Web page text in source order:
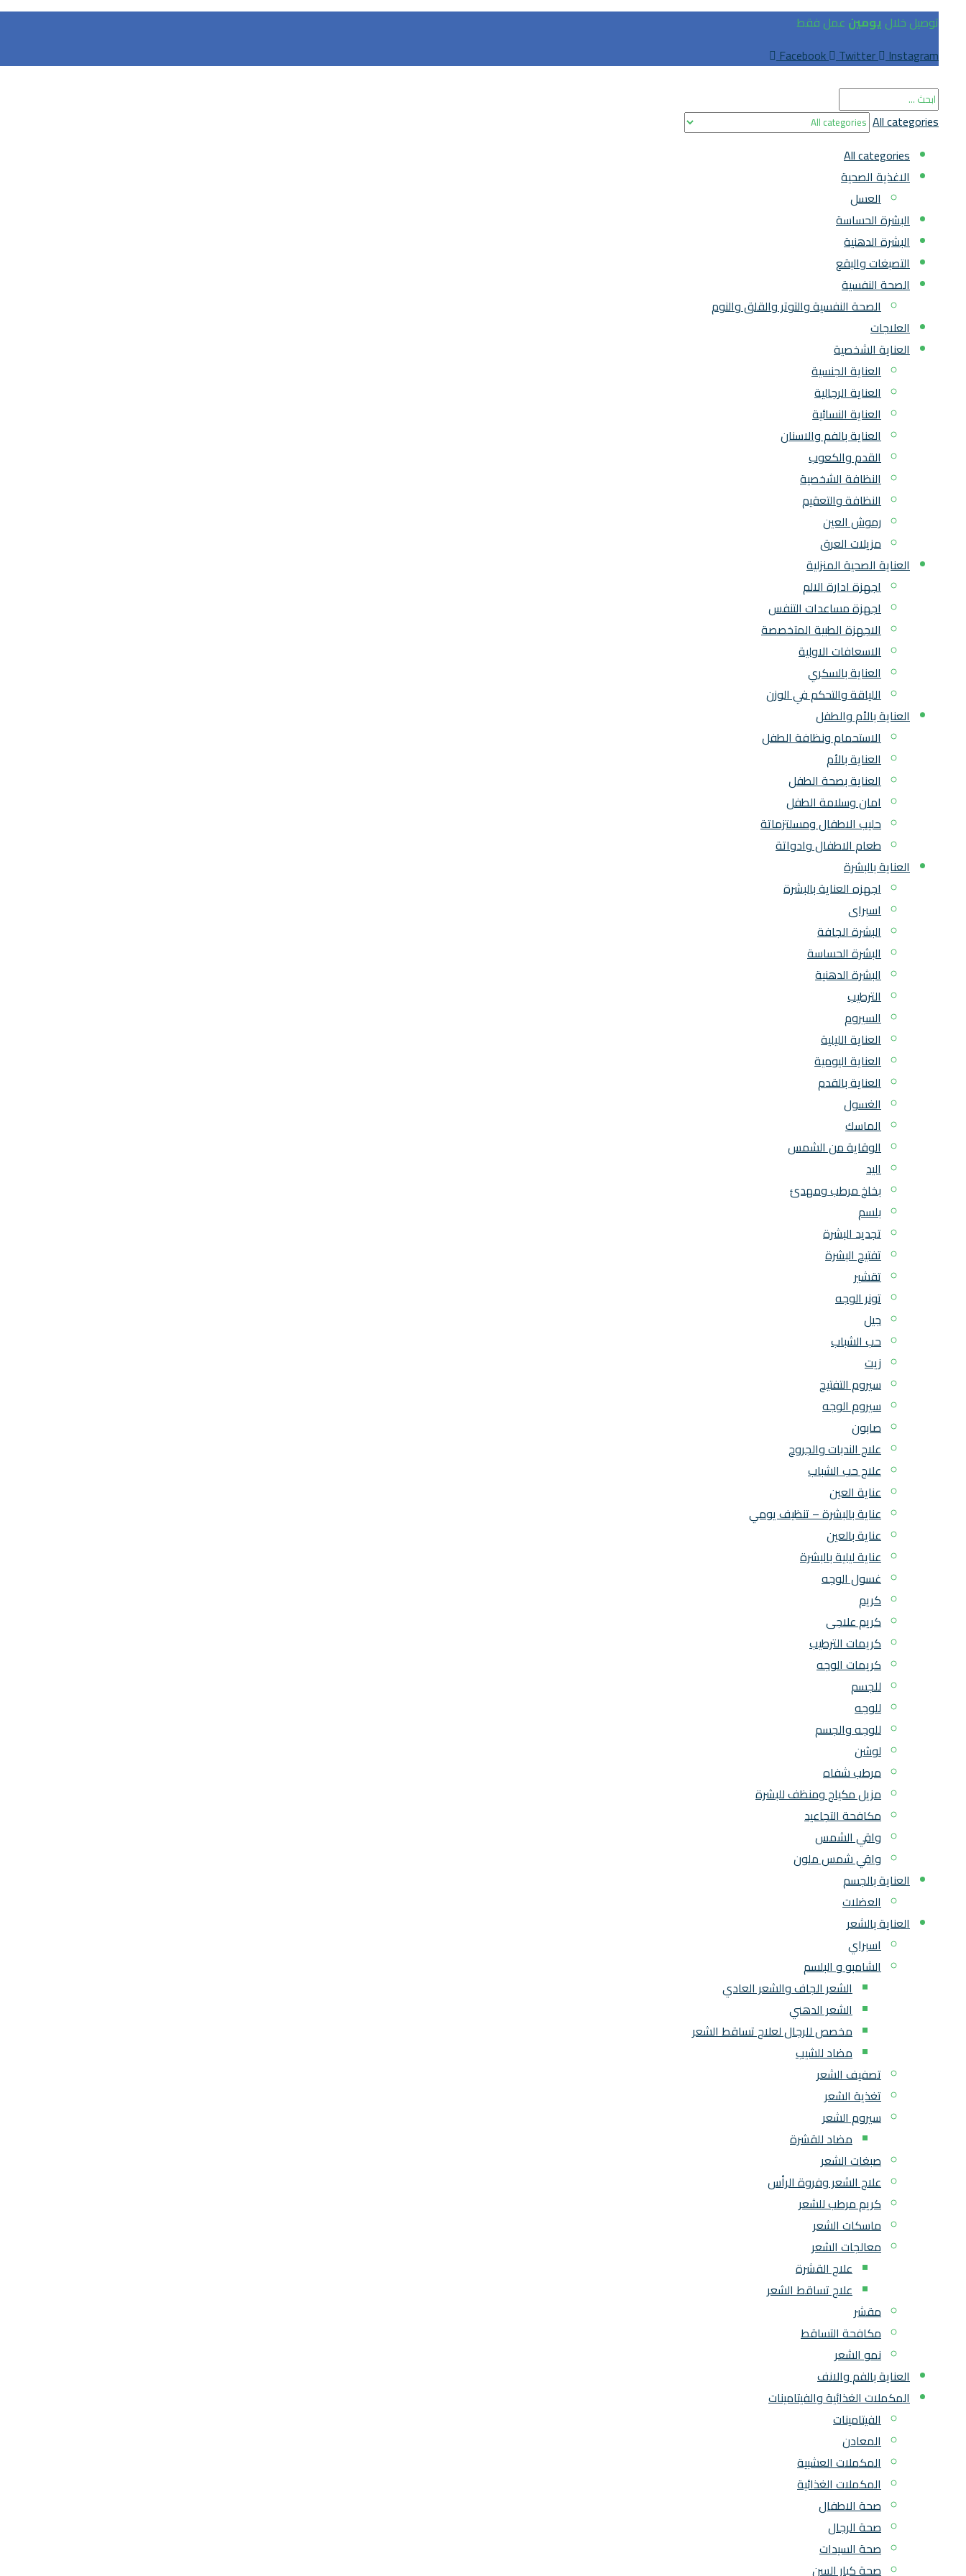
توصيل خلال يومين عمل فقط
Facebook Twitter Instagram
All categories
All categories
الاغذية الصحية
العسل
البشرة الحساسة
البشرة الدهنية
التصبغات والبقع
الصحة النفسية
الصحة النفسية والتوتر والقلق والنوم
العلاجات
العناية الشخصية
العناية الجنسية
العناية الرجالية
العناية النسائية
العناية بالفم والاسنان
القدم والكعوب
النظافة الشخصية
النظافة والتعقيم
رموش العين
مزيلات العرق
العناية الصحية المنزلية
اجهزة ادارة الالم
اجهزة مساعدات التنفس
الاجهزة الطبية المتخصصة
الاسعافات الاولية
العناية بالسكري
اللياقة والتحكم في الوزن
العناية بالأم والطفل
الاستحمام ونظافة الطفل
العناية بالأم
العناية بصحة الطفل
امان وسلامة الطفل
حليب الاطفال ومسلتزماتة
طعام الاطفال وادواتة
العناية بالبشرة
اجهزه العناية بالبشرة
اسبراى
البشرة الجافة
البشرة الحساسة
البشرة الدهنية
الترطيب
السيروم
العناية الليلية
العناية اليومية
العناية بالقدم
الغسول
الماسك
الوقاية من الشمس
اليد
بخاخ مرطب ومهدئ
بلسم
تجديد البشرة
تفتيح البشرة
تقشير
تونر الوجه
جيل
حب الشباب
زيت
سيروم التفتيح
سيروم الوجه
صابون
علاج الندبات والجروح
علاج حب الشباب
عناية العين
عناية بالبشرة – تنظيف يومي
عناية بالعين
عناية ليلية بالبشرة
غسول الوجه
كريم
كريم علاجى
كريمات الترطيب
كريمات الوجه
للجسم
للوجه
للوجه والجسم
لوشن
مرطب شفاه
مزيل مكياج ومنظف للبشرة
مكافحة التجاعيد
واقي الشمس
واقي شمس ملون
العناية بالجسم
العضلات
العناية بالشعر
اسبراي
الشامبو و البلسم
الشعر الجاف والشعر العادي
الشعر الدهني
مخصص للرجال لعلاج تساقط الشعر
مضاد للشيب
تصفيف الشعر
تغذية الشعر
سيروم الشعر
مضاد للقشرة
صبغات الشعر
علاج الشعر وفروة الرأس
كريم مرطب للشعر
ماسكات الشعر
معالجات الشعر
علاج القشرة
علاج تساقط الشعر
مقشر
مكافحة التساقط
نمو الشعر
العناية بالفم والانف
المكملات الغذائية والفيتامينات
الفيتامينات
المعادن
المكملات العشبية
المكملات الغذائية
صحة الاطفال
صحة الرجال
صحة السيدات
صحة كبار السن